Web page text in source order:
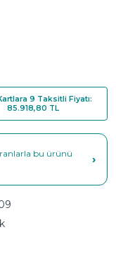
9 Taksitli Fiyatı:
85.918,80 TL
bu ürünü
›